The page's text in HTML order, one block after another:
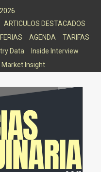
ARTICULOS DESTACADOS
FERIAS AGENDA
TARIFAS
Data
Inside Interview
Market Insight